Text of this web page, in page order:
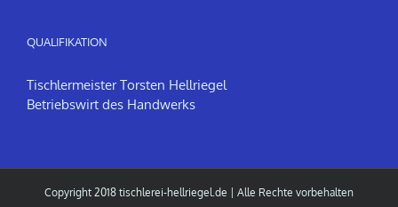
QUALIFIKATION
Tischlermeister Torsten Hellriegel
Betriebswirt des Handwerks
Copyright 2018 tischlerei-hellriegel.de | Alle Rechte vorbehalten